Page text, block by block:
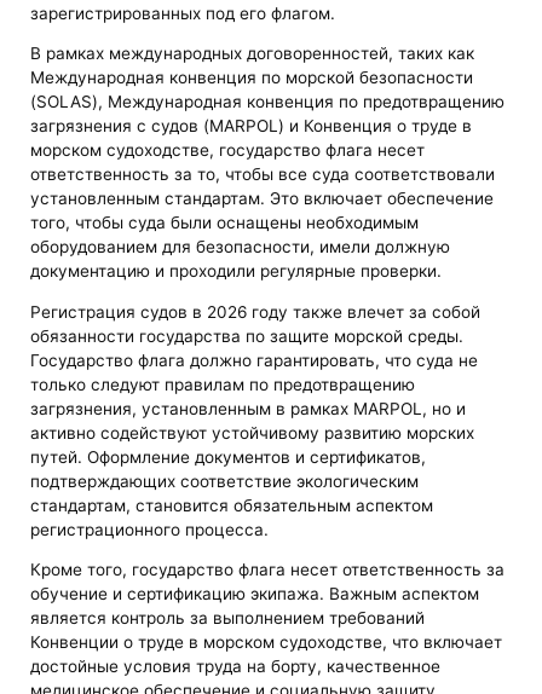
зарегистрированных под его флагом.
В рамках международных договоренностей, таких как
Международная конвенция по морской безопасности
(SOLAS), Международная конвенция по предотвращению
загрязнения с судов (MARPOL) и Конвенция о труде в
морском судоходстве, государство флага несет
ответственность за то, чтобы все суда соответствовали
установленным стандартам. Это включает обеспечение
того, чтобы суда были оснащены необходимым
оборудованием для безопасности, имели должную
документацию и проходили регулярные проверки.
Регистрация судов в 2026 году также влечет за собой
обязанности государства по защите морской среды.
Государство флага должно гарантировать, что суда не
только следуют правилам по предотвращению
загрязнения, установленным в рамках MARPOL, но и
активно содействуют устойчивому развитию морских
путей. Оформление документов и сертификатов,
подтверждающих соответствие экологическим
стандартам, становится обязательным аспектом
регистрационного процесса.
Кроме того, государство флага несет ответственность за
обучение и сертификацию экипажа. Важным аспектом
является контроль за выполнением требований
Конвенции о труде в морском судоходстве, что включает
достойные условия труда на борту, качественное